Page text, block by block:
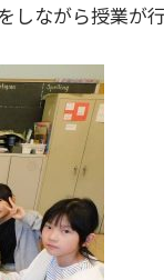
ながら授業が